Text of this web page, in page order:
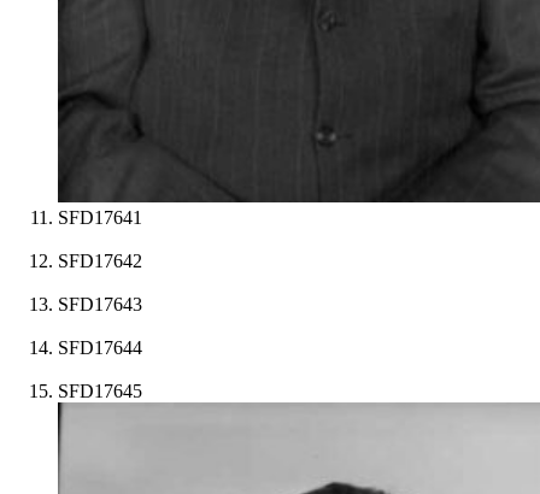
SFD17641
SFD17642
SFD17643
SFD17644
SFD17645